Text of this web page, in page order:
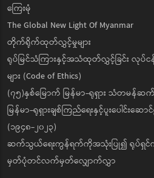
ကြေးမုံ
The Global New Light Of Myanmar
တိုက်ရိုက်ထုတ်လွှင့်မှုများ
ရုပ်မြင်သံကြားနှင့်အသံထုတ်လွှင့်ခြင်း လုပ်
များ (Code of Ethics)
(၇၅)နှစ်မြောက် မြန်မာ-ရုရှား သံတ
မြန်မာ-ရုရှားချစ်ကြည်ရေးနှင့်ပူးပေါင်း
(၁၉၄၈-၂၀၂၃)
ဆက်သွယ်ရေးကွန်ရက်ကိုအသုံးပြု၍ ရုပ်ရှင်က
မှတ်ပုံတင်လက်မှတ်လျှောက်လွှာ